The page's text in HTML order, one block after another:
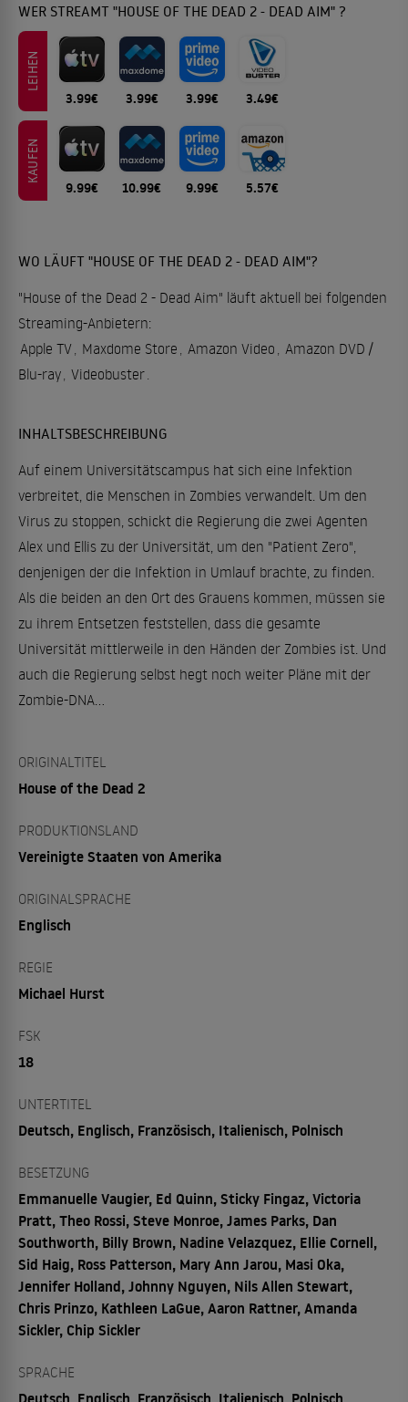
WER STREAMT "HOUSE OF THE DEAD 2 - DEAD AIM" ?
LEIHEN
3.99€ 3.99€ 3.99€ 3.49€
KAUFEN
9.99€ 10.99€ 9.99€ 5.57€
WO LÄUFT "HOUSE OF THE DEAD 2 - DEAD AIM"?
"House of the Dead 2 - Dead Aim" läuft aktuell bei folgenden
Streaming-Anbietern:
Apple TV, Maxdome Store , Amazon Video , Amazon DVD /
Blu-ray, Videobuster.
INHALTSBESCHREIBUNG
Auf einem Universitätscampus hat sich eine Infektion
verbreitet, die Menschen in Zombies verwandelt. Um den
Virus zu stoppen, schickt die Regierung die zwei Agenten
Alex und Ellis zu der Universität, um den "Patient Zero",
denjenigen der die Infektion in Umlauf brachte, zu finden.
Als die beiden an den Ort des Grauens kommen, müssen sie
zu ihrem Entsetzen feststellen, dass die gesamte
Universität mittlerweile in den Händen der Zombies ist. Und
auch die Regierung selbst hegt noch weiter Pläne mit der
Zombie-DNA...
ORIGINALTITEL
House of the Dead 2
PRODUKTIONSLAND
Vereinigte Staaten von Amerika
ORIGINALSPRACHE
Englisch
REGIE
Michael Hurst
FSK
18
UNTERTITEL
Deutsch, Englisch, Französisch, Italienisch, Polnisch
BESETZUNG
Emmanuelle Vaugier, Ed Quinn, Sticky Fingaz, Victoria
Pratt, Theo Rossi, Steve Monroe, James Parks, Dan
Southworth, Billy Brown, Nadine Velazquez, Ellie Cornell,
Sid Haig, Ross Patterson, Mary Ann Jarou, Masi Oka,
Jennifer Holland, Johnny Nguyen, Nils Allen Stewart,
Chris Prinzo, Kathleen LaGue, Aaron Rattner, Amanda
Sickler, Chip Sickler
SPRACHE